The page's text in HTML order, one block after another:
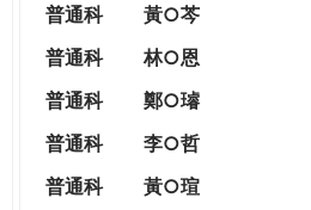
普通科
黃○芩
普通科
林○恩
普通科
鄭○璿
普通科
李○哲
普通科
黃○瑄